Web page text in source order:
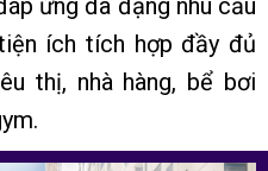
ứng đa đạng nhu cầu
ích tích hợp đầy đủ
thị, nhà hàng, bể bơi